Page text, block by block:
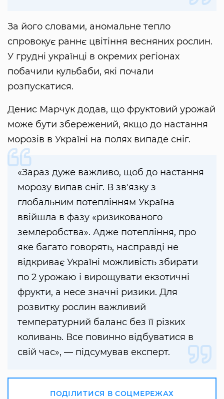
За його словами, аномальне тепло
спровокує раннє цвітіння весняних рослин.
У грудні українці в окремих регіонах
побачили кульбаби, які почали
розпускатися.
Денис Марчук додав, що фруктовий урожай
може бути збережений, якщо до настання
морозів в Україні на полях випаде сніг.
«Зараз дуже важливо, щоб до настання
морозу випав сніг. В зв'язку з
глобальним потеплінням Україна
ввійшла в фазу «ризикованого
землеробства». Адже потепління, про
яке багато говорять, насправді не
відкриває Україні можливість збирати
по 2 урожаю і вирощувати екзотичні
фрукти, а несе значні ризики. Для
розвитку рослин важливий
температурний баланс без її різких
коливань. Все повинно відбуватися в
свій час», — підсумував експерт.
ПОДІЛИТИСЯ В СОЦМЕРЕЖАХ